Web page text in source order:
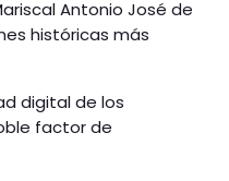
Antonio José de
históricas más
digital de los
factor de